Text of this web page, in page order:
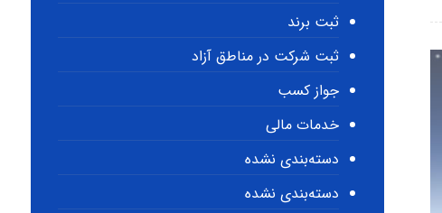
ثبت برند
ثبت شرکت در مناطق آزاد
جواز کسب
خدمات مالی
دسته‌بندی نشده
دسته‌بندی نشده